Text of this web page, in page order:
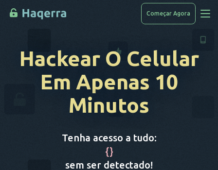
Acessar Dados
Como Hackear
Lista De Dispositivos
Perguntas Frequentes
Começar Agora
Hackear O Сelular
Em Apenas 10
Minutos
Tenha acesso a tudo:
{}
sem ser detectado!